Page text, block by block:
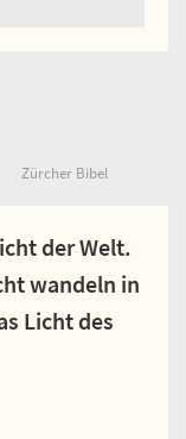
Zürcher Bibel
der Welt.
wandeln in
Licht des